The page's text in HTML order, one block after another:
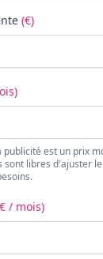
(€)
est un prix
sont libres d'ajuster
/ mois)